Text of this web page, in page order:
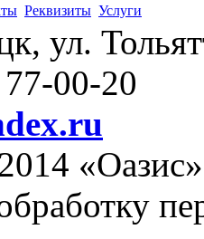
Реквизиты Услуги
ул.
00-20
«Оазис»